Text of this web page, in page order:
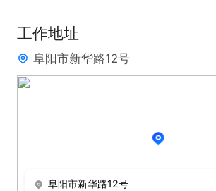
5、有100人左右的团队管理经历
工作地址
阜阳市新华路12号
阜阳市新华路12号